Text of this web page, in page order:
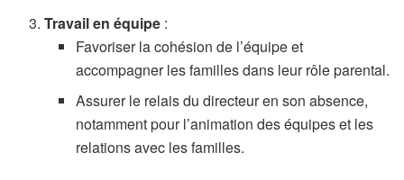
Travail en équipe :
Favoriser la cohésion de l’équipe et
accompagner les familles dans leur rôle parental.
Assurer le relais du directeur en son absence,
notamment pour l’animation des équipes et les
relations avec les familles.